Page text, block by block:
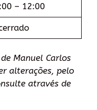
– 12:00
Manuel Carlos
alterações, pelo
através de